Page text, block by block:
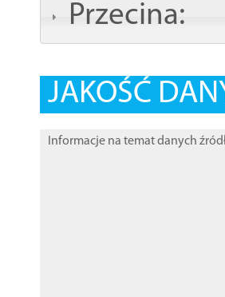
Przecina:
JAKOŚĆ
Informacje na temat danych